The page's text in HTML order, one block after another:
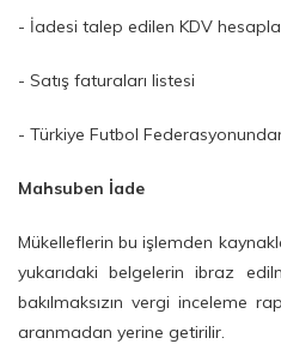
- İadesi talep edilen KDV
- Satış faturaları listesi
- Türkiye Futbol
Mahsuben İade
Mükelleflerin bu işlemden
yukarıdaki belgelerin ibraz
bakılmaksızın vergi inceleme
aranmadan yerine getirilir.